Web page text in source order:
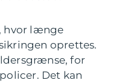
hvor længe
oprettes.
for
Det kan